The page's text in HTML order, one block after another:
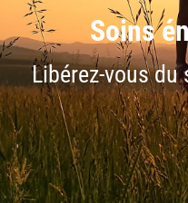
Soins
Libérez-vous du